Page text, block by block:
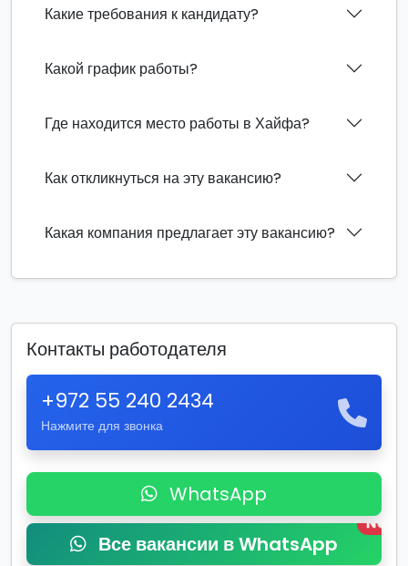
Какие требования к кандидату?
Какой график работы?
Где находится место работы в Хайфа?
Как откликнуться на эту вакансию?
Какая компания предлагает эту вакансию?
Контакты работодателя
+972 55 240 2434
Нажмите для звонка
WhatsApp
Все вакансии в WhatsApp
New